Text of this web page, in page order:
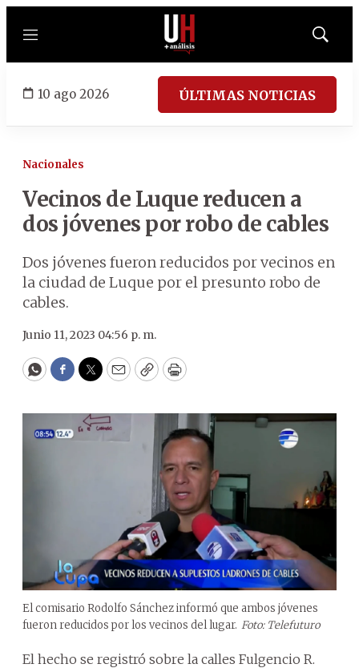
Menú
Mostrar
10 ago 2026 ÚLTIMAS NOTICIAS
Nacionales
Vecinos de Luque reducen a
dos jóvenes por robo de cables
Dos jóvenes fueron reducidos por vecinos en
la ciudad de Luque por el presunto robo de
cables.
Junio 11, 2023 04:56 p. m.
WhatsApp
Facebook
Twitter
EmailCopyPrint
El comisario Rodolfo Sánchez informó que ambos jóvenes
fueron reducidos por los vecinos del lugar. Foto: Telefuturo
El hecho se registró sobre la calles Fulgencio R.